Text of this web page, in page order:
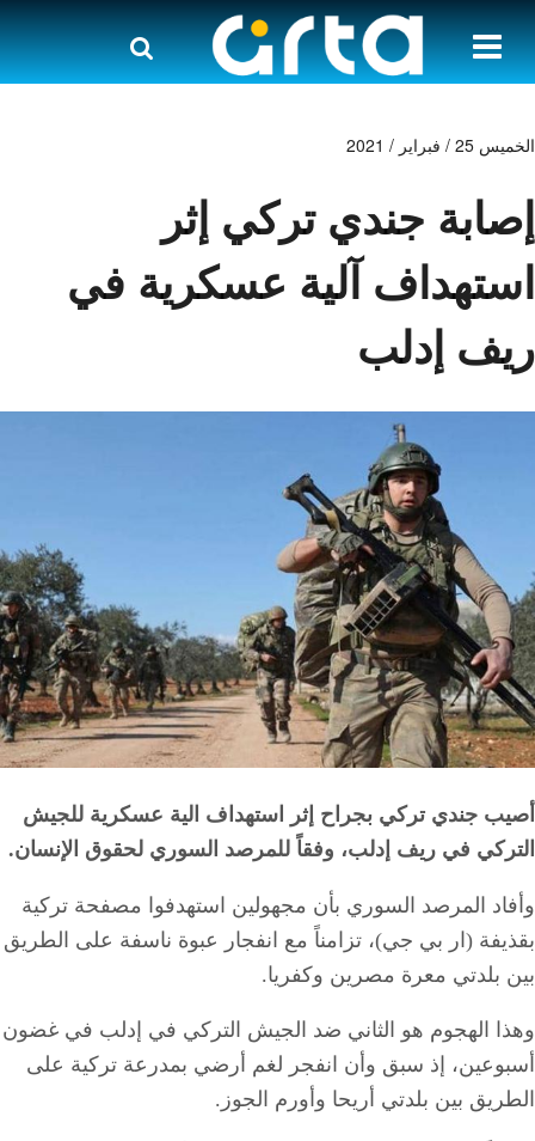
الخميس 25 / فبراير / 2021
إصابة جندي تركي إثر
استهداف آلية عسكرية في
ريف إدلب
أصيب جندي تركي بجراح إثر استهداف الية عسكرية للجيش
التركي في ريف إدلب، وفقاً للمرصد السوري لحقوق الإنسان.
وأفاد المرصد السوري بأن مجهولين استهدفوا مصفحة تركية
بقذيفة (ار بي جي)، تزامناً مع انفجار عبوة ناسفة على الطريق
بين بلدتي معرة مصرين وكفريا.
وهذا الهجوم هو الثاني ضد الجيش التركي في إدلب في غضون
أسبوعين، إذ سبق وأن انفجر لغم أرضي بمدرعة تركية على
الطريق بين بلدتي أريحا وأورم الجوز.